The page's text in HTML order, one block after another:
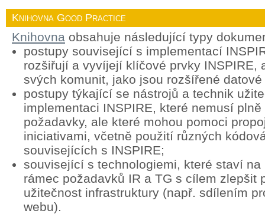
Knihovna Good Practice
Knihovna obsahuje následující typy
postupy související s implementací
rozšiřují a vyvíjejí klíčové prvky INSPIRE,
svých komunit, jako jsou rozšířené
postupy týkající se nástrojů a technik
implementaci INSPIRE, které nemusí
požadavky, ale které mohou pomoci
iniciativami, včetně použití různých
souvisejících s INSPIRE;
související s technologiemi, které staví na
rámec požadavků IR a TG s cílem zlepšit
užitečnost infrastruktury (např. sdílením
webu).